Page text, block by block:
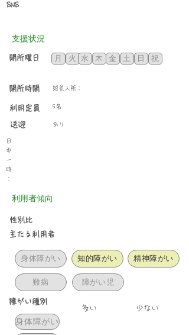
SNS
​支援状況
​開所曜日 月 火 水 木 金 土 日 祝
開所時間 短気入所：
利用定員 5名
送迎 あり
日
中
一
時
：
利用者傾向
性別比
主たる利用者
身体障がい 知的障がい 精神障がい
難病 障がい児
障がい種別
​多い
身体障がい
少ない